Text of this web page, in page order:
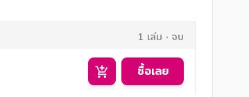
1 เล่ม จบ
ซื้อเลย